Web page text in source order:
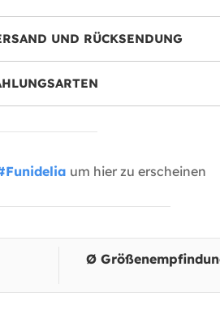
UND RÜCKSENDUNG
um hier zu erscheinen
Ø